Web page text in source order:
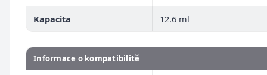
Kapacita 12.6 ml
Informace o kompatibilitě